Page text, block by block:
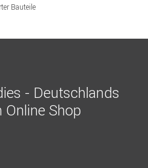
Bauteile
- Deutschlands
Online Shop